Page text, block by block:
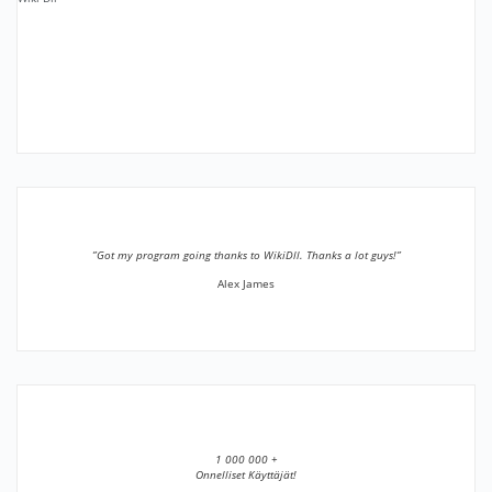
”Got my program going thanks to WikiDll. Thanks a lot guys!”
Alex James
1 000 000 +
Onnelliset Käyttäjät!